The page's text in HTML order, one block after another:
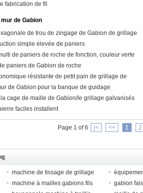
fabrication de fil
mur de Gabion
de trou de zingage de Gabion de grillage
simple élevée de paniers
de paniers de roche de fonction, couleur verte
paniers de Gabion de roche
résistante de petit pain de grillage de
de Gabion pour la banque de guidage
cage de maille de Gabion/le grillage galvanisés
faciles installent
Page 1 of 6 |< << 1 2
machine de tissage de grillage
machine à mailles gabions fils
gabion